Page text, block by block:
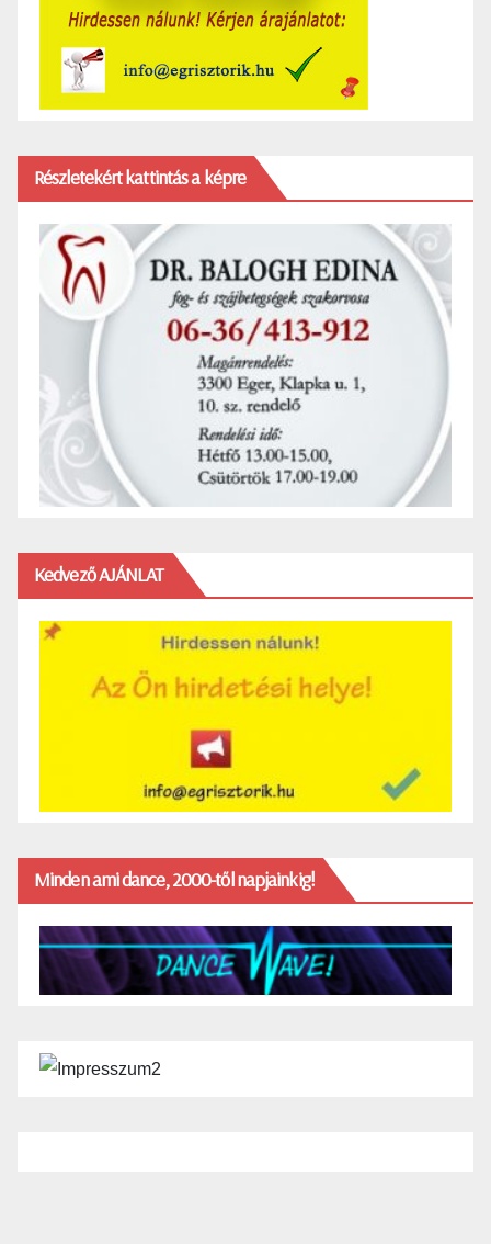
Részletekért kattintás a képre
Kedvező AJÁNLAT
Minden ami dance, 2000-től napjainkig!